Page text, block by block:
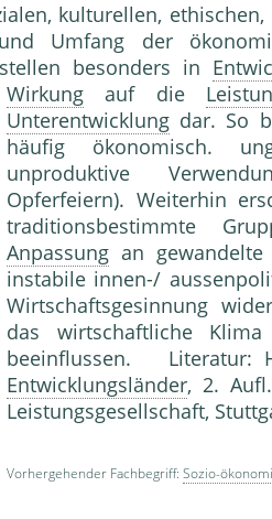
kulturellen,
Umfang der
besonders in
Wirkung auf die
Unterentwicklung dar. So
häufig ökonomisch.
unproduktive
Opferfeiern). Weiterhin
traditionsbestimmte
Anpassung an
instabile innen-/
Wirtschaftsgesinnung
das wirtschaftliche
beeinflussen. Literatur:
Entwicklungsländer, 2.
Leistungsgesellschaft,
Vorhergehender Fachbegriff: Sozio-